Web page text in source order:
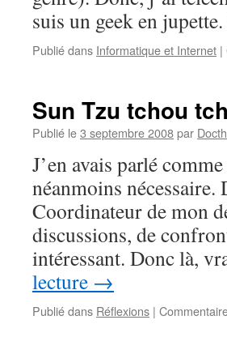
suis un geek en
Publié dans Informatique et Internet |
Sun Tzu tchou
Publié le3 septembre 2008par
J’en avais parlé
néanmoins
Coordinateur de mon
discussions, de
intéressant. Donc là,
lecture →
Publié dans Réflexions |